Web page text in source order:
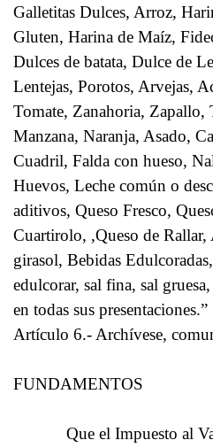
Galletitas Dulces, Arroz,
Gluten, Harina de Maíz,
Dulces de batata, Dulce de
Lentejas, Porotos, Arvejas,
Tomate, Zanahoria, Zapallo,
Manzana, Naranja, Asado,
Cuadril, Falda con hueso,
Huevos, Leche común o
aditivos, Queso Fresco,
Cuartirolo, ,Queso de Rallar,
girasol, Bebidas
edulcorar, sal fina, sal
en todas sus presentaciones.”
Artículo 6.- Archívese,
FUNDAMENTOS
Que el Impuesto al